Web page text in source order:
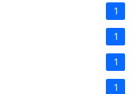
1
1
1
1